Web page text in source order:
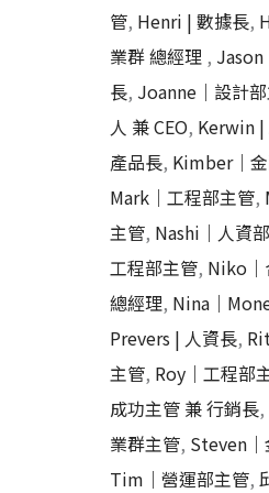
管, Henri | 數據長,
業群 總經理 , Jason
長, Joanne｜設計
人 兼 CEO, Kerwin |
產品長, Kimber｜
Mark｜工程部主管,
主管, Nashi｜人資
工程部主管, Niko｜
總經理, Nina｜
Prevers | 人資長,
主管, Roy｜工程部
成功主管 兼 行銷長,
業群主管, Steven
Tim｜營運部主管,